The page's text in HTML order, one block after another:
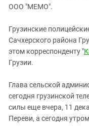
Дагестан
Кабардино-Балкария
Калмыкия
Краснодарский край
Нагорный Карабах
Российская Федерация
ООО "МЕМО".
Грузинские
Сачхерского района
этом корреспонденту "
Грузии.
Глава сельской
сегодня грузинской
силы еще вчера, 11
Переви, а сегодня